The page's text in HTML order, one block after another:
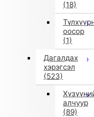
(18)
оосор
(1)
Дагалдах
хэрэгсэл
(523)
алчуур
(89)